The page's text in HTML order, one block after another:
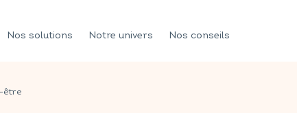
Nos solutions Notre univers Nos conseils
être